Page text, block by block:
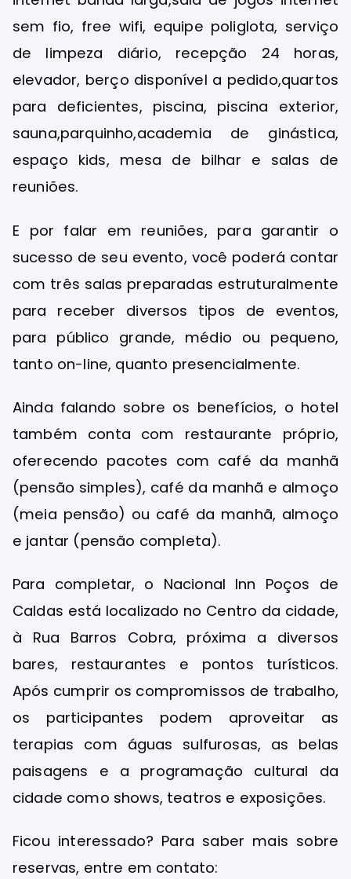
sem fio, free wifi, equipe poliglota, serviço
de limpeza diário, recepção 24 horas,
elevador, berço disponível a pedido,quartos
para deficientes, piscina, piscina exterior,
sauna,parquinho,academia de ginástica,
espaço kids, mesa de bilhar e salas de
reuniões.
E por falar em reuniões, para garantir o
sucesso de seu evento, você poderá contar
com três salas preparadas estruturalmente
para receber diversos tipos de eventos,
para público grande, médio ou pequeno,
tanto on-line, quanto presencialmente.
Ainda falando sobre os benefícios, o hotel
também conta com restaurante próprio,
oferecendo pacotes com café da manhã
(pensão simples), café da manhã e almoço
(meia pensão) ou café da manhã, almoço
e jantar (pensão completa).
Para completar, o Nacional Inn Poços de
Caldas está localizado no Centro da cidade,
à Rua Barros Cobra, próxima a diversos
bares, restaurantes e pontos turísticos.
Após cumprir os compromissos de trabalho,
os participantes podem aproveitar as
terapias com águas sulfurosas, as belas
paisagens e a programação cultural da
cidade como shows, teatros e exposições.
Ficou interessado? Para saber mais sobre
reservas, entre em contato: